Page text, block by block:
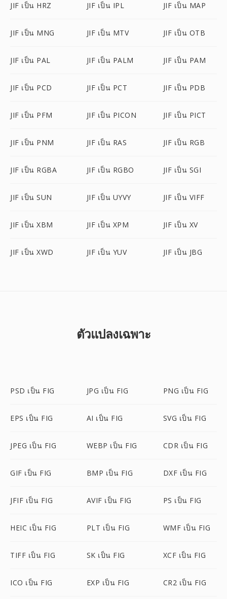
JIF เป็น HRZ JIF เป็น IPL JIF เป็น MAP
JIF เป็น MNG JIF เป็น MTV JIF เป็น OTB
JIF เป็น PAL JIF เป็น PALM JIF เป็น PAM
JIF เป็น PCD JIF เป็น PCT JIF เป็น PDB
JIF เป็น PFM JIF เป็น PICON JIF เป็น PICT
JIF เป็น PNM JIF เป็น RAS JIF เป็น RGB
JIF เป็น RGBA JIF เป็น RGBO JIF เป็น SGI
JIF เป็น SUN JIF เป็น UYVY JIF เป็น VIFF
JIF เป็น XBM JIF เป็น XPM JIF เป็น XV
JIF เป็น XWD JIF เป็น YUV JIF เป็น JBG
ตัวแปลงเฉพาะ
PSD เป็น FIG JPG เป็น FIG PNG เป็น FIG
EPS เป็น FIG AI เป็น FIG SVG เป็น FIG
JPEG เป็น FIG WEBP เป็น FIG CDR เป็น FIG
GIF เป็น FIG BMP เป็น FIG DXF เป็น FIG
JFIF เป็น FIG AVIF เป็น FIG PS เป็น FIG
HEIC เป็น FIG PLT เป็น FIG WMF เป็น FIG
TIFF เป็น FIG SK เป็น FIG XCF เป็น FIG
ICO เป็น FIG EXP เป็น FIG CR2 เป็น FIG